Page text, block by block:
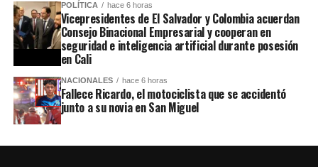
POLÍTICA hace 6 horas
Vicepresidentes de El Salvador y Colombia acuerdan
Consejo Binacional Empresarial y cooperan en
seguridad e inteligencia artificial durante posesión
en Cali
NACIONALES hace 6 horas
Fallece Ricardo, el motociclista que se accidentó
junto a su novia en San Miguel